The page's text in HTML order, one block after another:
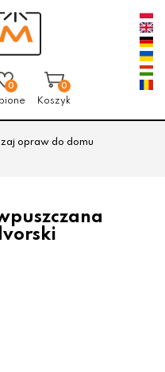
0 0
Koszyk
opraw do domu